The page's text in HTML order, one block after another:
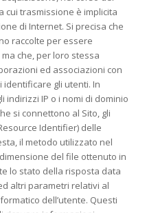
cui trasmissione è implicita
di Internet. Si precisa che
raccolte per essere
che, per loro stessa
ed associazioni con
gli utenti. In
indirizzi IP o i nomi di dominio
si connettono al Sito, gli
Identifier) delle
il metodo utilizzato nel
del file ottenuto in
lo stato della risposta data
altri parametri relativi al
dell’utente. Questi